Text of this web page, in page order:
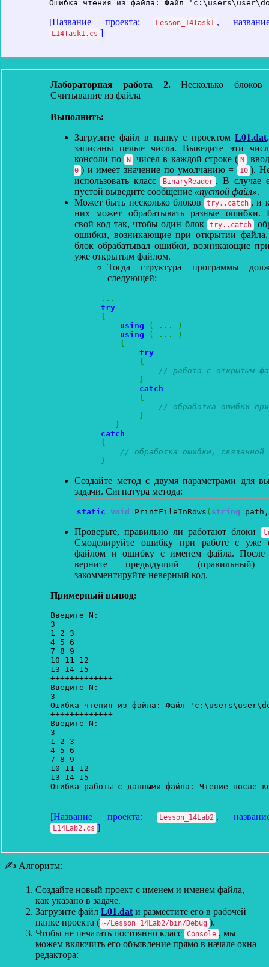
[Название проекта: Lesson_14Task1 ,
L14Task1.cs ]
Лабораторная работа 2. Несколько блоков
Считывание из файла
Выполнить:
Загрузите файл в папку с проектом L01.dat
записаны целые числа. Выведите эти
консоли по
N чисел в каждой строке ( N
0 ) и имеет значение по умолчанию = 10 ).
использовать класс
BinaryReader . В случае
пустой выведите сообщение «пустой файл».
Может быть несколько блоков
try..catch , и
них может обрабатывать разные ошибки.
свой код так, чтобы один блок
try..catch
ошибки, возникающие при открытии
блок обрабатывал ошибки, возникающие
уже открытым файлом.
Тогда структура программы
следующей:
...
try
{
using
( ...
)
using
( ...
)
{
try
{
// работа с открытым
}
catch
{
// обработка ошибки
}
}
catch
{
// обработка ошибки, связанной
}
Создайте метод с двумя параметрами для
задачи. Сигнатура метода:
static void PrintFileInRows ( string
Проверьте, правильно ли работают блоки
Смоделируйте ошибку при работе с уже
файлом и ошибку с именем файла. После
верните предыдущий
закомментируйте неверный код.
Примерный вывод:
Введите N:
3
1 2 3
4 5 6
7 8 9
10 11 12
13 14 15
+++++++++++++
Введите N:
3
Ошибка чтения из файла: Файл
+++++++++++++
Введите N:
3
1 2 3
4 5 6
7 8 9
10 11 12
13 14 15
[Название проекта: Lesson_14Lab2 ,
L14Lab2.cs ]
✍ Алгоритм:
Создайте новый проект с именем и именем файла,
как указано в задаче.
Загрузите файл L01.dat и разместите его в рабочей
папке проекта ( ~/Lesson_14Lab2/bin/Debug ).
Чтобы не печатать постоянно класс Console , мы
можем включить его объявление прямо в начале окна
редактора: